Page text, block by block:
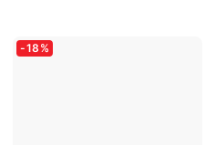
220x240
-18 %